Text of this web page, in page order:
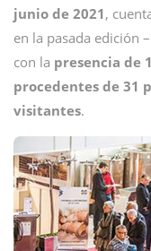
junio de 2021 ,
en la pasada edición
con la presencia de
procedentes de 31
visitantes.